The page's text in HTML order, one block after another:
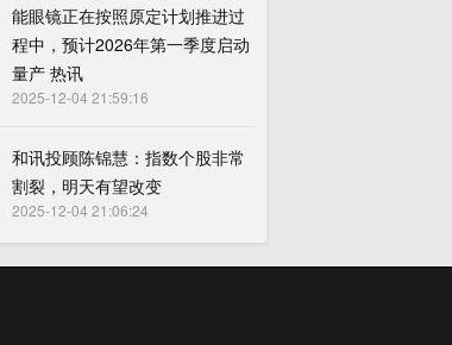
能眼镜正在按照原定计划推进过
程中，预计2026年第一季度启动
量产 热讯
2025-12-04 21:59:16
和讯投顾陈锦慧：指数个股非常
割裂，明天有望改变
2025-12-04 21:06:24